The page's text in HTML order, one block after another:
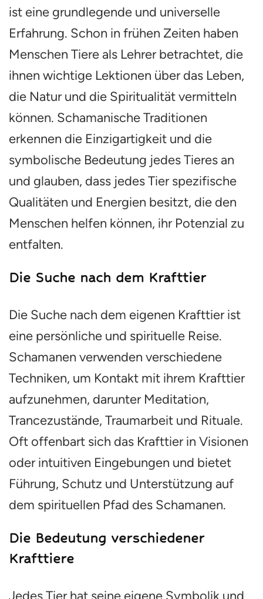
ist eine grundlegende und universelle
Erfahrung. Schon in frühen Zeiten haben
Menschen Tiere als Lehrer betrachtet, die
ihnen wichtige Lektionen über das Leben,
die Natur und die Spiritualität vermitteln
können. Schamanische Traditionen
erkennen die Einzigartigkeit und die
symbolische Bedeutung jedes Tieres an
und glauben, dass jedes Tier spezifische
Qualitäten und Energien besitzt, die den
Menschen helfen können, ihr Potenzial zu
entfalten.
Die Suche nach dem Krafttier
Die Suche nach dem eigenen Krafttier ist
eine persönliche und spirituelle Reise.
Schamanen verwenden verschiedene
Techniken, um Kontakt mit ihrem Krafttier
aufzunehmen, darunter Meditation,
Trancezustände, Traumarbeit und Rituale.
Oft offenbart sich das Krafttier in Visionen
oder intuitiven Eingebungen und bietet
Führung, Schutz und Unterstützung auf
dem spirituellen Pfad des Schamanen.
Die Bedeutung verschiedener
Krafttiere
Jedes Tier hat seine eigene Symbolik und